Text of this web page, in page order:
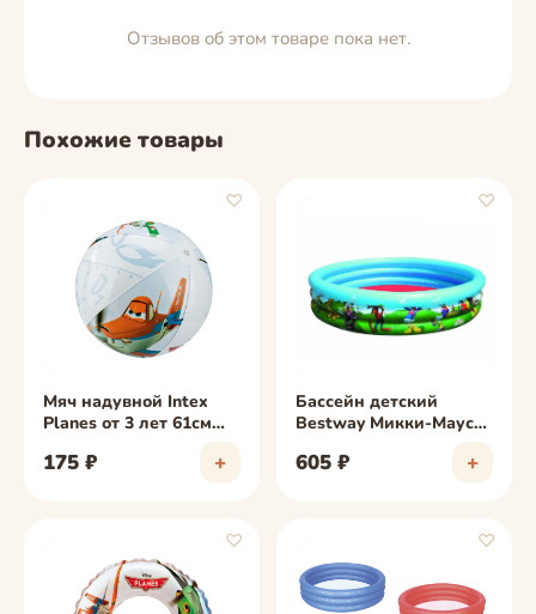
Отзывов об этом товаре пока нет.
Похожие товары
♡
фото скоро
Мяч надувной Intex
Planes от 3 лет 61см
175 ₽ +
♡
фото скоро
Бассейн детский
Bestway Микки-Маус
91007B
605 ₽ +
♡ ♡